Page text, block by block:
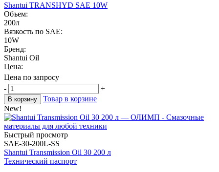
Shantui TRANSHYD SAE 10W
Объем:
200л
Вязкость по SAE:
10W
Бренд:
Shantui Oil
Цена:
Цена по запросу
-
+
В корзину
Товар в корзине
New!
Быстрый просмотр
SAE-30-200L-SS
Shantui Transmission Oil 30 200 л
Технический паспорт